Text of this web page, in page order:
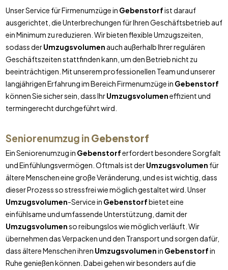
Unser Service für Firmenumzüge in Gebenstorfist darauf
ausgerichtet, die Unterbrechungen für Ihren Geschäftsbetrieb auf
ein Minimum zu reduzieren. Wir bieten flexible Umzugszeiten,
sodass derUmzugsvolumen auch außerhalb Ihrer regulären
Geschäftszeiten stattfinden kann, um den Betrieb nicht zu
beeinträchtigen. Mit unserem professionellen Team und unserer
langjährigen Erfahrung im Bereich Firmenumzüge in Gebenstorf
können Sie sicher sein, dass IhrUmzugsvolumeneffizient und
termingerecht durchgeführt wird.
Seniorenumzug in Gebenstorf
Ein Seniorenumzug in Gebenstorferfordert besondere Sorgfalt
und Einfühlungsvermögen. Oftmals ist derUmzugsvolumen für
ältere Menschen eine große Veränderung, und es ist wichtig, dass
dieser Prozess so stressfrei wie möglich gestaltet wird. Unser
Umzugsvolumen-Service in Gebenstorfbietet eine
einfühlsame und umfassende Unterstützung, damit der
Umzugsvolumenso reibungslos wie möglich verläuft. Wir
übernehmen das Verpacken und den Transport und sorgen dafür,
dass ältere Menschen ihren Umzugsvolumenin Gebenstorfin
Ruhe genießen können. Dabei gehen wir besonders auf die